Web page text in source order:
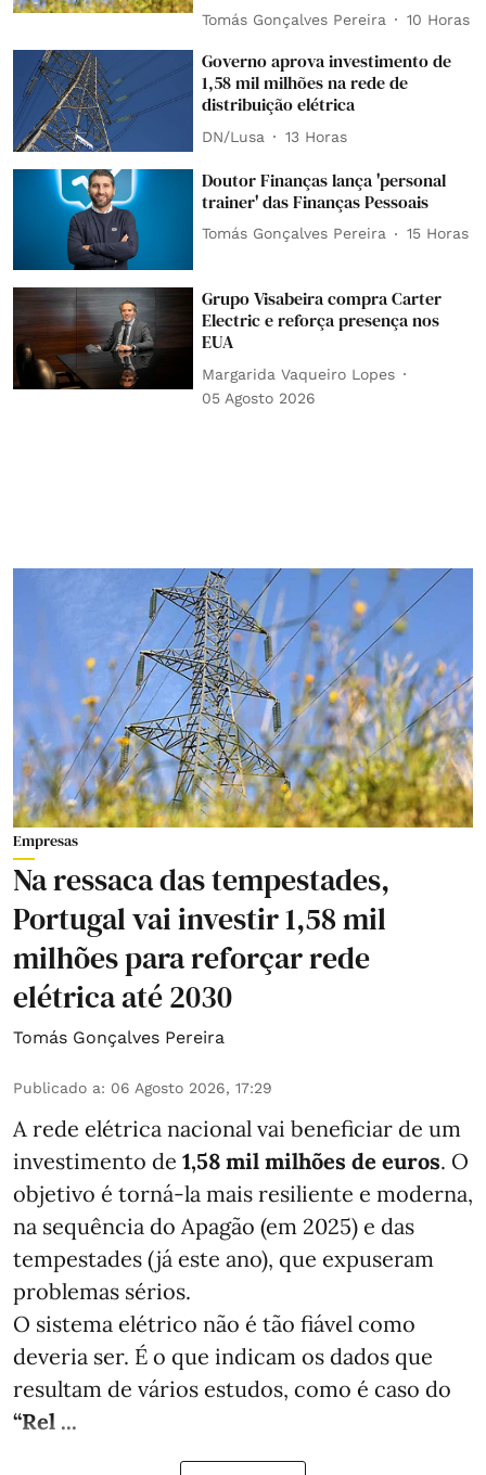
Tomás Gonçalves Pereira 10 Horas
Governo aprova investimento de
1,58 mil milhões na rede de
distribuição elétrica
DN/Lusa 13 Horas
Doutor Finanças lança 'personal
trainer' das Finanças Pessoais
Tomás Gonçalves Pereira 15 Horas
Grupo Visabeira compra Carter
Electric e reforça presença nos
EUA
Margarida Vaqueiro Lopes
05 Agosto 2026
Empresas
Na ressaca das tempestades,
Portugal vai investir 1,58 mil
milhões para reforçar rede
elétrica até 2030
Tomás Gonçalves Pereira
Publicado a: 06 Agosto 2026, 17:29
A rede elétrica nacional vai beneficiar de um
investimento de 1,58 mil milhões de euros. O
objetivo é torná-la mais resiliente e moderna,
na sequência do Apagão (em 2025) e das
tempestades (já este ano), que expuseram
problemas sérios.
O sistema elétrico não é tão fiável como
deveria ser. É o que indicam os dados que
resultam de vários estudos, como é caso do
“Rel ...